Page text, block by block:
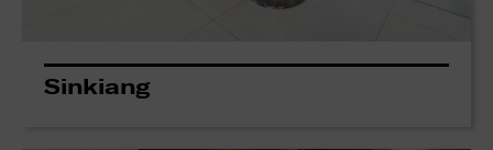
Sinkiang